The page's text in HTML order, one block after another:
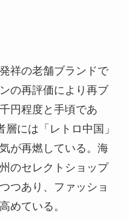
祥の老舗ブランドで
の再評価により再ブ
円程度と手頃であ
には「レトロ中国」
が再燃している。海
のセレクトショップ
つあり、ファッショ
めている。